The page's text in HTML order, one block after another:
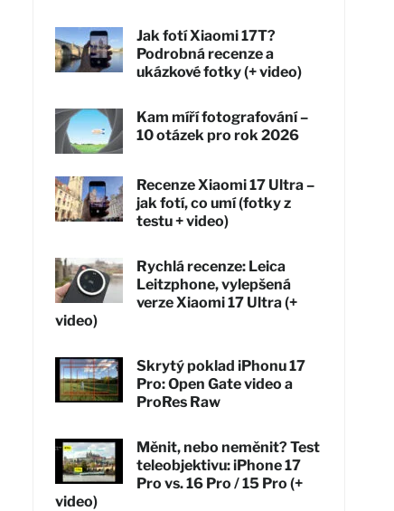
Jak fotí Xiaomi 17T?
Podrobná recenze a
ukázkové fotky (+ video)
Kam míří fotografování –
10 otázek pro rok 2026
Recenze Xiaomi 17 Ultra –
jak fotí, co umí (fotky z
testu + video)
Rychlá recenze: Leica
Leitzphone, vylepšená
verze Xiaomi 17 Ultra (+
video)
Skrytý poklad iPhonu 17
Pro: Open Gate video a
ProRes Raw
Měnit, nebo neměnit? Test
teleobjektivu: iPhone 17
Pro vs. 16 Pro / 15 Pro (+
video)